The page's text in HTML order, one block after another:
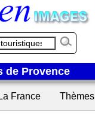
de Provence
La France Thèmes